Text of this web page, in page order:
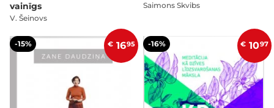
vainīgs
V. Šeinovs
Saimons Skvibs
-15% € 1695 -16% € 1097